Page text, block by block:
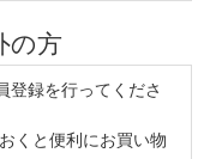
の方
登録を行ってくださ
くと便利にお買い物